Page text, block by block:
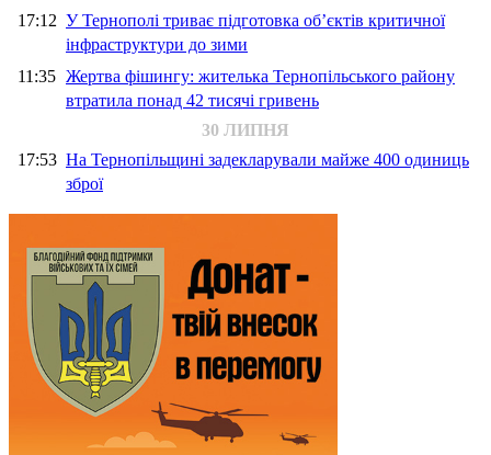
17:12 У Тернополі триває підготовка об’єктів критичної
інфраструктури до зими
11:35 Жертва фішингу: жителька Тернопільського району
втратила понад 42 тисячі гривень
30 ЛИПНЯ
17:53 На Тернопільщині задекларували майже 400 одиниць
зброї